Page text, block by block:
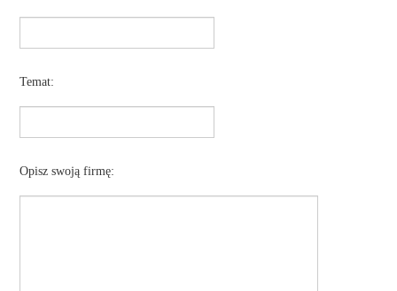
Temat:
Opisz swoją firmę: